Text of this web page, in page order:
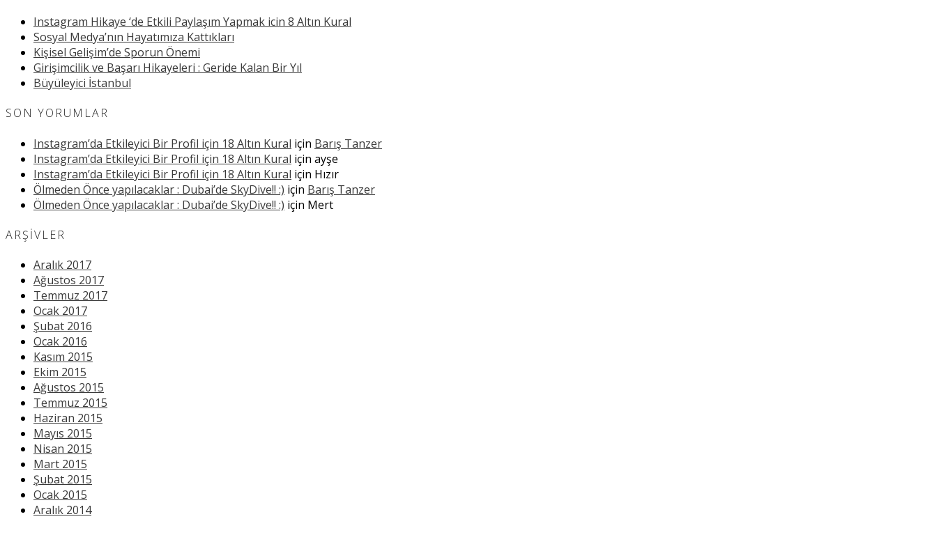
Instagram Hikaye ‘de Etkili Paylaşım Yapmak icin 8 Altın Kural
Sosyal Medya’nın Hayatımıza Kattıkları
Kişisel Gelişim’de Sporun Önemi
Girişimcilik ve Başarı Hikayeleri : Geride Kalan Bir Yıl
Büyüleyici İstanbul
SON YORUMLAR
Instagram’da Etkileyici Bir Profil için 18 Altın Kural için Barış Tanzer
Instagram’da Etkileyici Bir Profil için 18 Altın Kural için ayşe
Instagram’da Etkileyici Bir Profil için 18 Altın Kural için Hızır
Ölmeden Önce yapılacaklar : Dubai’de SkyDive!! :) için Barış Tanzer
Ölmeden Önce yapılacaklar : Dubai’de SkyDive!! :) için Mert
ARŞIVLER
Aralık 2017
Ağustos 2017
Temmuz 2017
Ocak 2017
Şubat 2016
Ocak 2016
Kasım 2015
Ekim 2015
Ağustos 2015
Temmuz 2015
Haziran 2015
Mayıs 2015
Nisan 2015
Mart 2015
Şubat 2015
Ocak 2015
Aralık 2014